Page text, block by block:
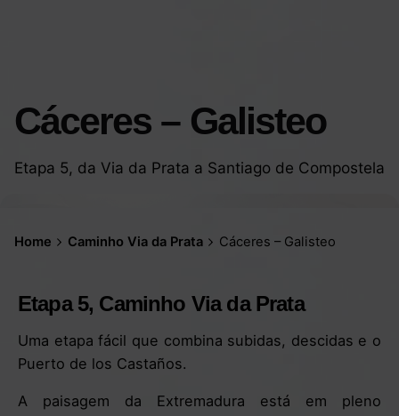
Cáceres – Galisteo
Etapa 5, da Via da Prata a Santiago de Compostela
Home Caminho Via da Prata Cáceres – Galisteo
Etapa 5, Caminho Via da Prata
Uma etapa fácil que combina subidas, descidas e o
Puerto de los Castaños.
A paisagem da Extremadura está em pleno